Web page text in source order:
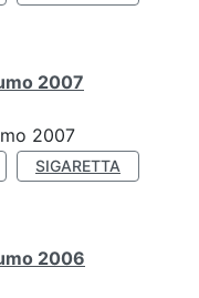
2007
2007
SIGARETTA
2006